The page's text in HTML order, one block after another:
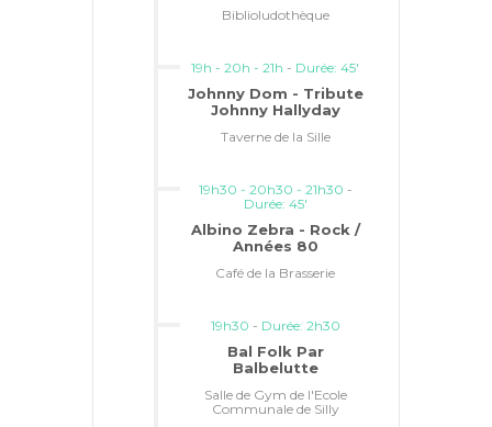
Biblioludothèque
19h - 20h - 21h - Durée: 45'
Johnny Dom - Tribute
Johnny Hallyday
Taverne de la Sille
19h30 - 20h30 - 21h30 -
Durée: 45'
Albino Zebra - Rock /
Années 80
Café de la Brasserie
19h30 - Durée: 2h30
Bal Folk Par
Balbelutte
Salle de Gym de l'Ecole
Communale de Silly